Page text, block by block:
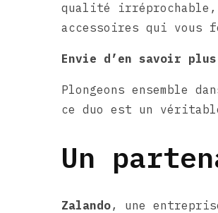
qualité
accessoires qui vous
Envie d’en savoir
Plongeons ensemble
ce duo est un
Un
Zalando, une